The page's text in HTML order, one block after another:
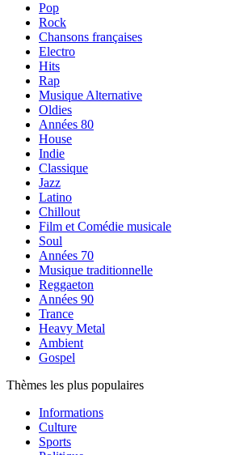
Pop
Rock
Chansons françaises
Electro
Hits
Rap
Musique Alternative
Oldies
Années 80
House
Indie
Classique
Jazz
Latino
Chillout
Film et Comédie musicale
Soul
Années 70
Musique traditionnelle
Reggaeton
Années 90
Trance
Heavy Metal
Ambient
Gospel
Thèmes les plus populaires
Informations
Culture
Sports